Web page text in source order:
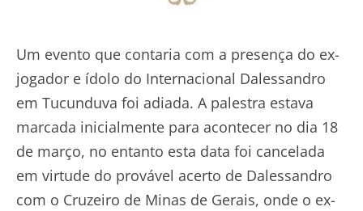
Um evento que contaria com a presença do ex-
jogador e ídolo do Internacional Dalessandro
em Tucunduva foi adiada. A palestra estava
marcada inicialmente para acontecer no dia 18
de março, no entanto esta data foi cancelada
em virtude do provável acerto de Dalessandro
com o Cruzeiro de Minas de Gerais, onde o ex-